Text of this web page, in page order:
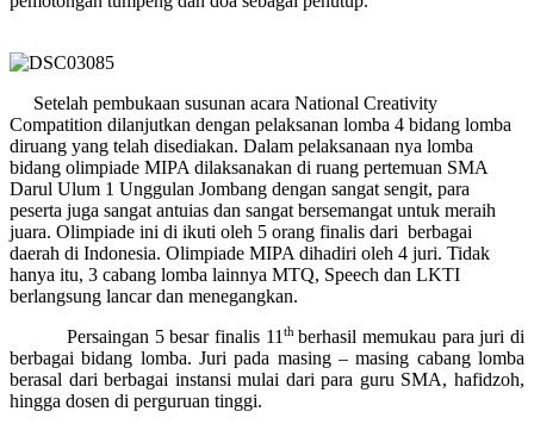
Setelah pembukaan susunan acara National Creativity
Compatition dilanjutkan dengan pelaksanan lomba 4 bidang lomba
diruang yang telah disediakan. Dalam pelaksanaan nya lomba
bidang olimpiade MIPA dilaksanakan di ruang pertemuan SMA
Darul Ulum 1 Unggulan Jombang dengan sangat sengit, para
peserta juga sangat antuias dan sangat bersemangat untuk meraih
juara. Olimpiade ini di ikuti oleh 5 orang finalis dari berbagai
daerah di Indonesia. Olimpiade MIPA dihadiri oleh 4 juri. Tidak
hanya itu, 3 cabang lomba lainnya MTQ, Speech dan LKTI
berlangsung lancar dan menegangkan.
Persaingan 5 besar finalis 11 thberhasil memukau para juri di
berbagai bidang lomba. Juri pada masing – masing cabang lomba
berasal dari berbagai instansi mulai dari para guru SMA, hafidzoh,
hingga dosen di perguruan tinggi.